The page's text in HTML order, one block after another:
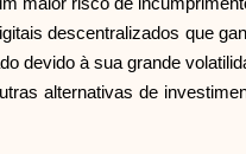
descentralizados que
devido à sua grande
alternativas de